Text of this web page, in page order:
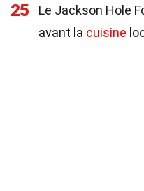
25
Le Jackson Hole
avant la cuisine